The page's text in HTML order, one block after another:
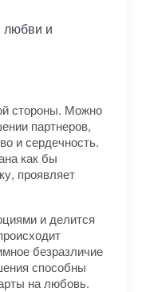
любви и
стороны. Можно
партнеров,
и сердечность.
как бы
проявляет
и делится
безразличие
способны
на любовь.